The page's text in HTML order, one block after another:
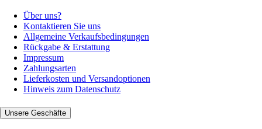
Über uns?
Kontaktieren Sie uns
Allgemeine Verkaufsbedingungen
Rückgabe & Erstattung
Impressum
Zahlungsarten
Lieferkosten und Versandoptionen
Hinweis zum Datenschutz
Unsere Geschäfte